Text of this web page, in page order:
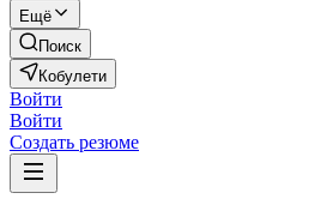
Ещё
Поиск
Кобулети
Войти
Войти
Создать резюме